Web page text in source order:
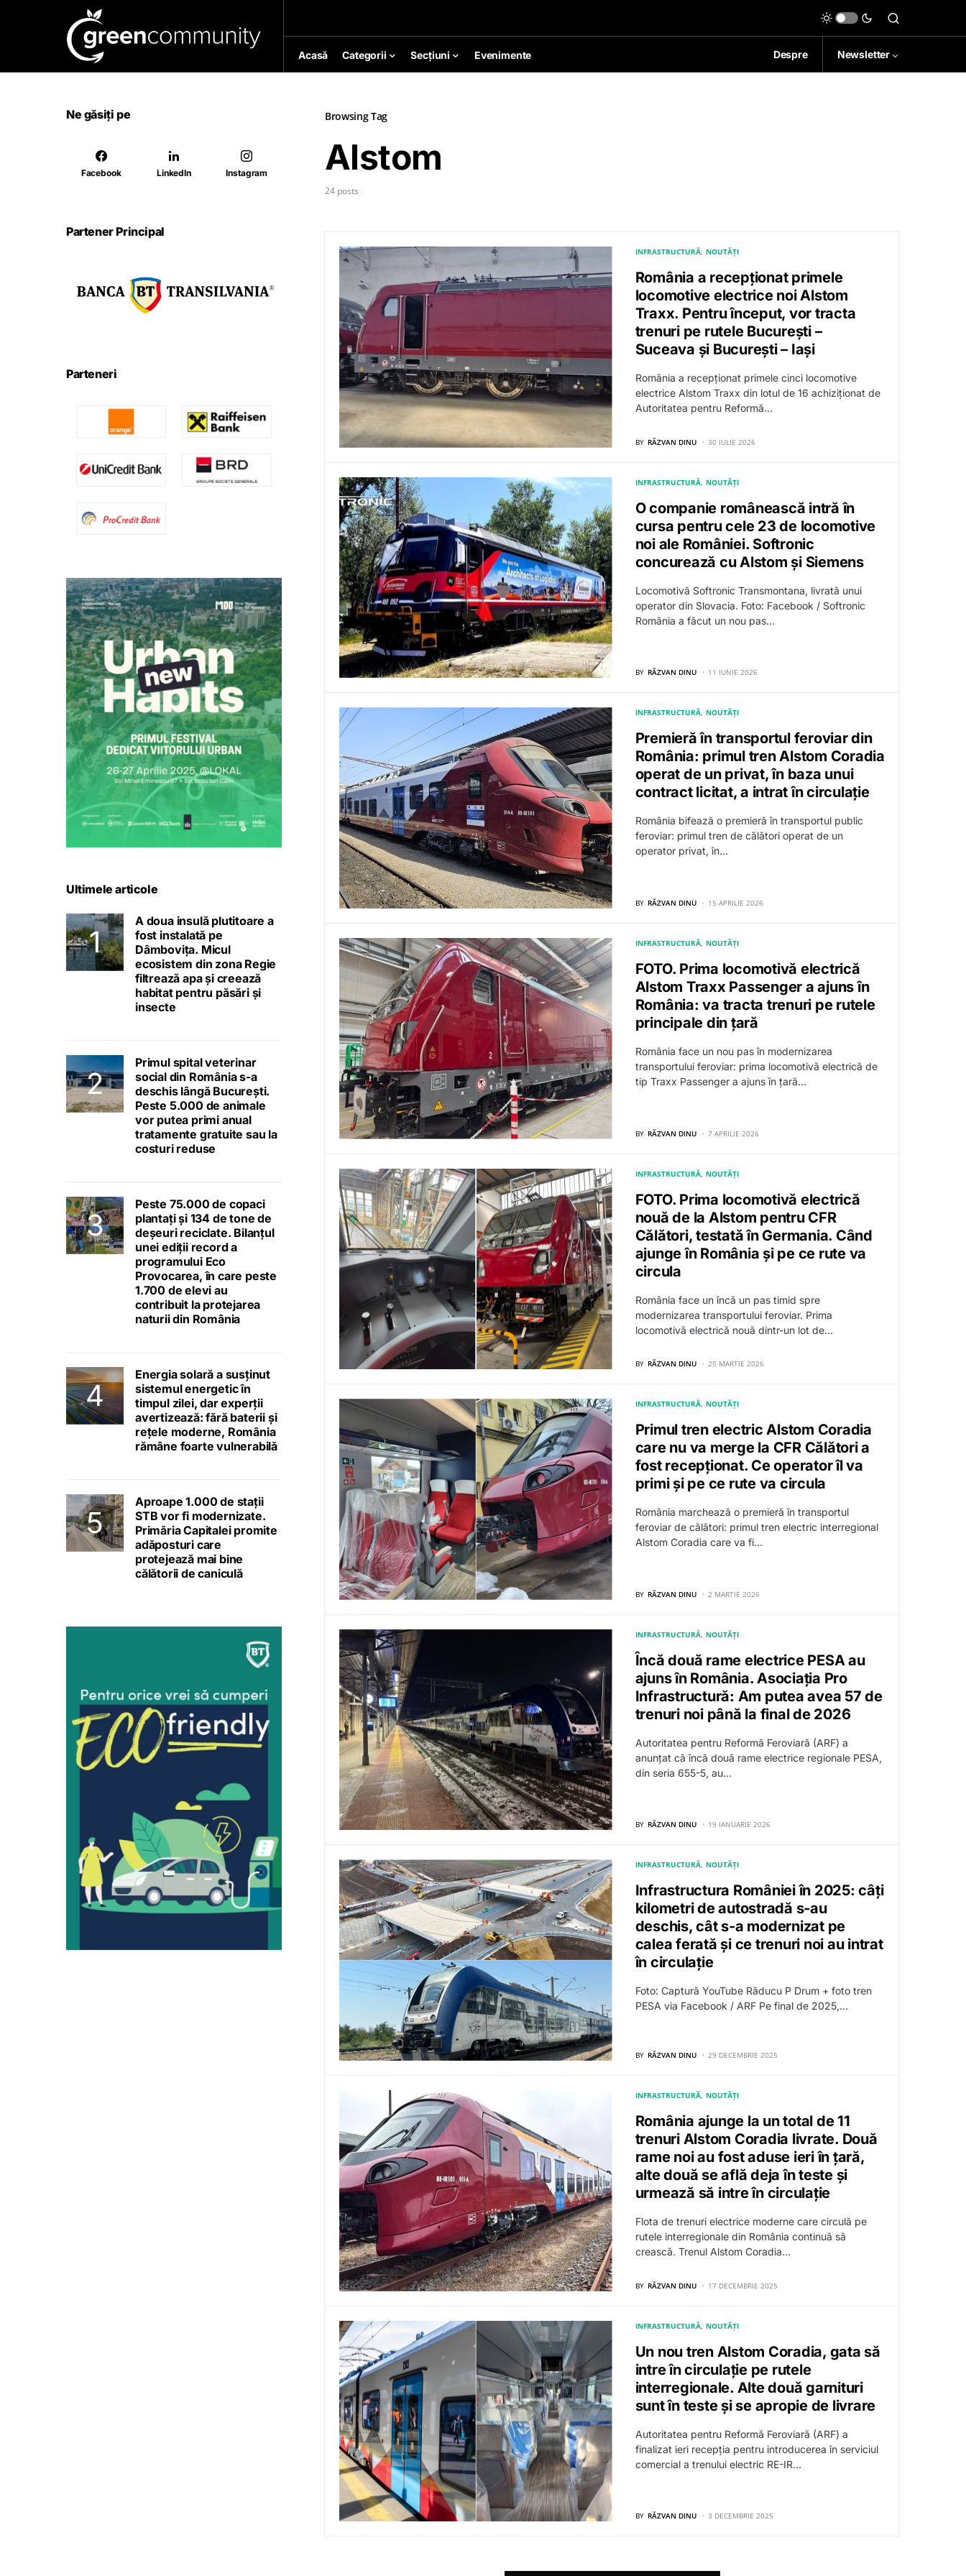
Acasă Categorii Secțiuni Evenimente Despre Newsletter
Browsing Tag
Alstom
24 posts
INFRASTRUCTURĂ NOUTĂȚI
România a recepționat primele
locomotive electrice noi Alstom
Traxx. Pentru început, vor tracta
trenuri pe rutele București –
Suceava și București – Iași
România a recepționat primele cinci locomotive
electrice Alstom Traxx din lotul de 16 achiziționat de
Autoritatea pentru Reformă…
BY RĂZVAN DINU 30 IULIE 2026
INFRASTRUCTURĂ NOUTĂȚI
O companie românească intră în
cursa pentru cele 23 de locomotive
noi ale României. Softronic
concurează cu Alstom și Siemens
Locomotivă Softronic Transmontana, livrată unui
operator din Slovacia. Foto: Facebook / Softronic
România a făcut un nou pas…
BY RĂZVAN DINU 11 IUNIE 2026
INFRASTRUCTURĂ NOUTĂȚI
Premieră în transportul feroviar din
România: primul tren Alstom Coradia
operat de un privat, în baza unui
contract licitat, a intrat în circulație
România bifează o premieră în transportul public
feroviar: primul tren de călători operat de un
operator privat, în…
BY RĂZVAN DINU 15 APRILIE 2026
INFRASTRUCTURĂ NOUTĂȚI
FOTO. Prima locomotivă electrică
Alstom Traxx Passenger a ajuns în
România: va tracta trenuri pe rutele
principale din țară
România face un nou pas în modernizarea
transportului feroviar: prima locomotivă electrică de
tip Traxx Passenger a ajuns în țară…
BY RĂZVAN DINU 7 APRILIE 2026
INFRASTRUCTURĂ NOUTĂȚI
FOTO. Prima locomotivă electrică
nouă de la Alstom pentru CFR
Călători, testată în Germania. Când
ajunge în România și pe ce rute va
circula
România face un încă un pas timid spre
modernizarea transportului feroviar. Prima
locomotivă electrică nouă dintr-un lot de…
BY RĂZVAN DINU 25 MARTIE 2026
INFRASTRUCTURĂ NOUTĂȚI
Primul tren electric Alstom Coradia
care nu va merge la CFR Călători a
fost recepționat. Ce operator îl va
primi și pe ce rute va circula
România marchează o premieră în transportul
feroviar de călători: primul tren electric interregional
Alstom Coradia care va fi…
BY RĂZVAN DINU 2 MARTIE 2026
INFRASTRUCTURĂ NOUTĂȚI
Încă două rame electrice PESA au
ajuns în România. Asociația Pro
Infrastructură: Am putea avea 57 de
trenuri noi până la final de 2026
Autoritatea pentru Reformă Feroviară (ARF) a
anunțat că încă două rame electrice regionale PESA,
din seria 655-5, au…
BY RĂZVAN DINU 19 IANUARIE 2026
INFRASTRUCTURĂ NOUTĂȚI
Infrastructura României în 2025: câți
kilometri de autostradă s-au
deschis, cât s-a modernizat pe
calea ferată și ce trenuri noi au intrat
în circulație
Foto: Captură YouTube Răducu P Drum + foto tren
PESA via Facebook / ARF Pe final de 2025,…
BY RĂZVAN DINU 29 DECEMBRIE 2025
INFRASTRUCTURĂ NOUTĂȚI
România ajunge la un total de 11
trenuri Alstom Coradia livrate. Două
rame noi au fost aduse ieri în țară,
alte două se află deja în teste și
urmează să intre în circulație
Flota de trenuri electrice moderne care circulă pe
rutele interregionale din România continuă să
crească. Trenul Alstom Coradia…
BY RĂZVAN DINU 17 DECEMBRIE 2025
INFRASTRUCTURĂ NOUTĂȚI
Un nou tren Alstom Coradia, gata să
intre în circulație pe rutele
interregionale. Alte două garnituri
sunt în teste și se apropie de livrare
Autoritatea pentru Reformă Feroviară (ARF) a
finalizat ieri recepția pentru introducerea în serviciul
comercial a trenului electric RE-IR…
BY RĂZVAN DINU 3 DECEMBRIE 2025
Ne găsiți pe
Facebook LinkedIn Instagram
Partener Principal
Parteneri
Ultimele articole
A doua insulă plutitoare a
fost instalată pe
Dâmbovița. Micul
ecosistem din zona Regie
filtrează apa și creează
habitat pentru păsări și
insecte
Primul spital veterinar
social din România s-a
deschis lângă București.
Peste 5.000 de animale
vor putea primi anual
tratamente gratuite sau la
costuri reduse
Peste 75.000 de copaci
plantați și 134 de tone de
deșeuri reciclate. Bilanțul
unei ediții record a
programului Eco
Provocarea, în care peste
1.700 de elevi au
contribuit la protejarea
naturii din România
Energia solară a susținut
sistemul energetic în
timpul zilei, dar experții
avertizează: fără baterii și
rețele moderne, România
rămâne foarte vulnerabilă
Aproape 1.000 de stații
STB vor fi modernizate.
Primăria Capitalei promite
adăposturi care
protejează mai bine
călătorii de caniculă